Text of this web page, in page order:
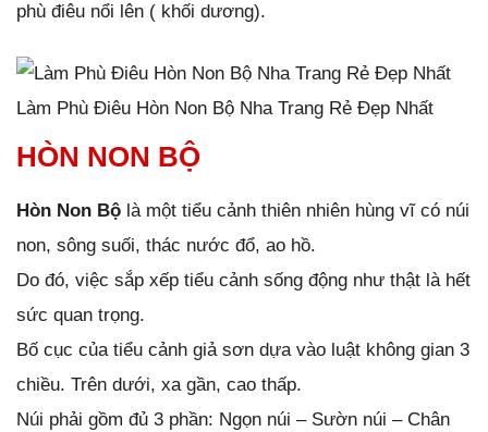
phù điêu nổi lên ( khối dương).
Làm Phù Điêu Hòn Non Bộ Nha Trang Rẻ Đẹp Nhất
HÒN NON BỘ
Hòn Non Bộ là một tiểu cảnh thiên nhiên hùng vĩ có núi
non, sông suối, thác nước đổ, ao hồ.
Do đó, việc sắp xếp tiểu cảnh sống động như thật là hết
sức quan trọng.
Bố cục của tiểu cảnh giả sơn dựa vào luật không gian 3
chiều. Trên dưới, xa gần, cao thấp.
Núi phải gồm đủ 3 phần: Ngọn núi – Sườn núi – Chân